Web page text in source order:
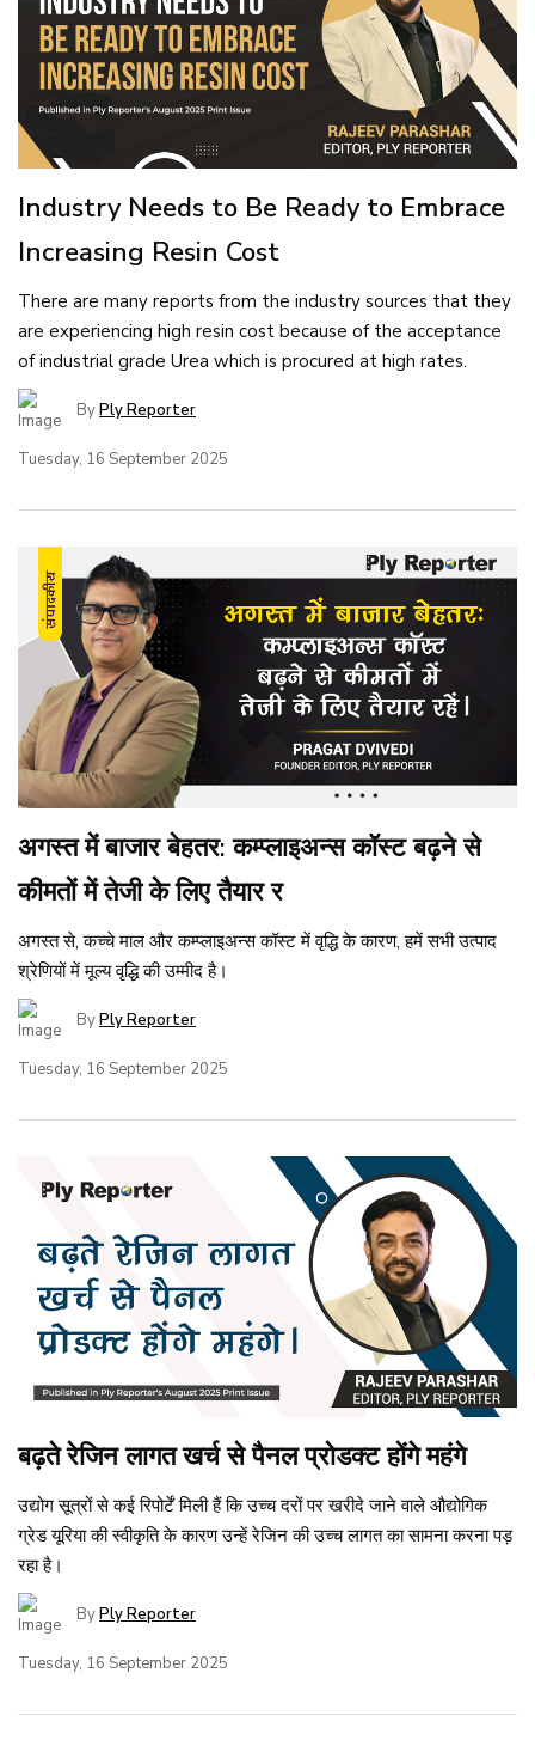
Industry Needs to Be Ready to Embrace
Increasing Resin Cost
There are many reports from the industry sources that they
are experiencing high resin cost because of the acceptance
of industrial grade Urea which is procured at high rates.
ByPly Reporter
Tuesday, 16 September 2025
अगस्त में बाजार बेहतर: कम्प्लाइअन्स कॉस्ट बढ़ने से
कीमतों में तेजी के लिए तैयार र
अगस्त से, कच्चे माल और कम्प्लाइअन्स कॉस्ट में वृद्धि के कारण, हमें सभी उत्पाद
श्रेणियों में मूल्य वृद्धि की उम्मीद है।
ByPly Reporter
Tuesday, 16 September 2025
बढ़ते रेजिन लागत खर्च से पैनल प्रोडक्ट होंगे महंगे
उद्योग सूत्रों से कई रिपोर्टें मिली हैं कि उच्च दरों पर खरीदे जाने वाले औद्योगिक
ग्रेड यूरिया की स्वीकृति के कारण उन्हें रेजिन की उच्च लागत का सामना करना पड़
रहा है।
ByPly Reporter
Tuesday, 16 September 2025